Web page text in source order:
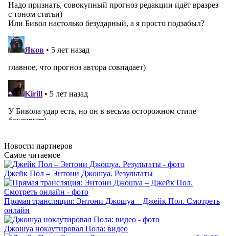
Новости партнеров
Самое читаемое
Джейк Пол – Энтони Джошуа. Результаты
Прямая трансляция: Энтони Джошуа – Джейк Пол. Смотреть
онлайн
Джошуа нокаутировал Пола: видео